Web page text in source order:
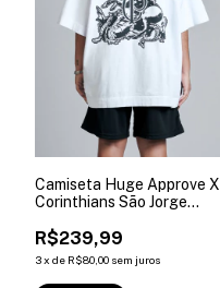
Camiseta Huge Approve X
Corinthians São Jorge
R$239,99
3x de R$80,00 sem juros